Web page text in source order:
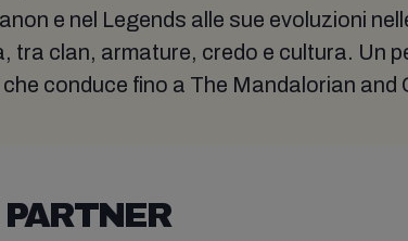
e nel Legends alle sue evoluzioni
tra clan, armature, credo e cultura. Un
conduce fino a The Mandalorian and